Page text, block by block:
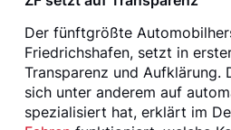
Der fünftgrößte
Friedrichshafen, setzt in
Transparenz und Aufklärung.
sich unter anderem auf
spezialisiert hat, erklärt im